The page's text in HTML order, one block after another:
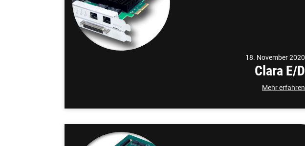
18. November 2020
Clara E/D
Mehr erfahren